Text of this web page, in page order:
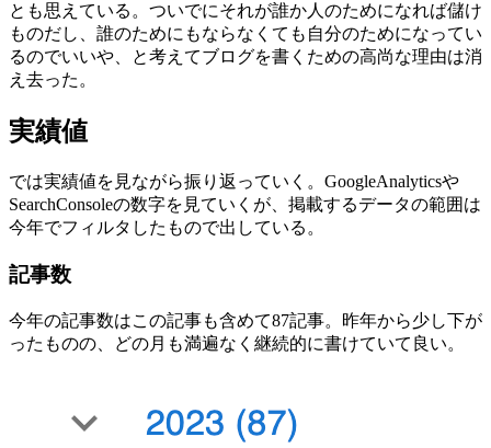
とも思えている。ついでにそれが誰か人のためになれば儲け
ものだし、誰のためにもならなくても自分のためになってい
るのでいいや、と考えてブログを書くための高尚な理由は消
え去った。
実績値
では実績値を見ながら振り返っていく。GoogleAnalyticsや
SearchConsoleの数字を見ていくが、掲載するデータの範囲は
今年でフィルタしたもので出している。
記事数
今年の記事数はこの記事も含めて87記事。昨年から少し下が
ったものの、どの月も満遍なく継続的に書けていて良い。